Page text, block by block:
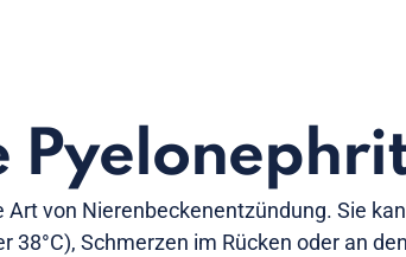
Art von Nierenbeckenentzündung. Sie
38°C), Schmerzen im Rücken oder an